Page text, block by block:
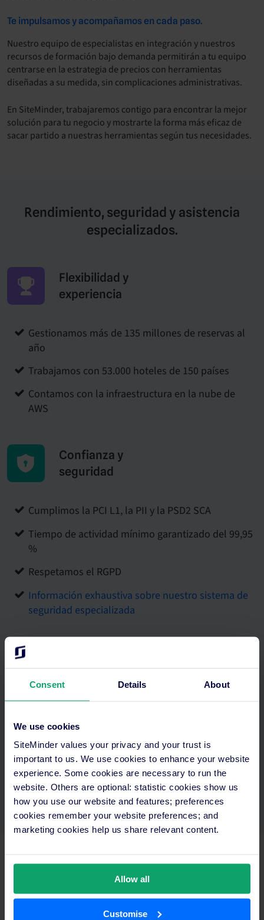
Consent Details About
We use cookies
SiteMinder values your privacy and your trust is
important to us. We use cookies to enhance your website
experience. Some cookies are necessary to run the
website. Others are optional: statistic cookies show us
how you use our website and features; preferences
cookies remember your website preferences; and
marketing cookies help us share relevant content.
Allow all
Customise
Te impulsamos y acompañamos en cada paso.
Nuestro equipo de especialistas en integración y nuestros
recursos de formación bajo demanda permitirán a tu equipo
centrarse en la estrategia de precios con herramientas
diseñadas a su medida, sin complicaciones administrativas.
En SiteMinder, trabajaremos contigo para encontrar la mejor
solución para tu negocio y mostrarte la forma más eficaz de
sacar partido a nuestras herramientas según tus necesidades.
Rendimiento, seguridad y asistencia
especializados.
Flexibilidad y
experiencia
Gestionamos más de 135 millones de reservas al
año
Trabajamos con 53.000 hoteles de 150 países
Contamos con la infraestructura en la nube de
AWS
Confianza y
seguridad
Cumplimos la PCI L1, la PII y la PSD2 SCA
Tiempo de actividad mínimo garantizado del 99,95
%
Respetamos el RGPD
Información exhaustiva sobre nuestro sistema de
seguridad especializada
idiomas
Soluciones en el primer contacto y colaboraciones
externas
Disponibles por chat, teléfono o correo electrónico
Para todo tipo de negocios, estén donde
estén.